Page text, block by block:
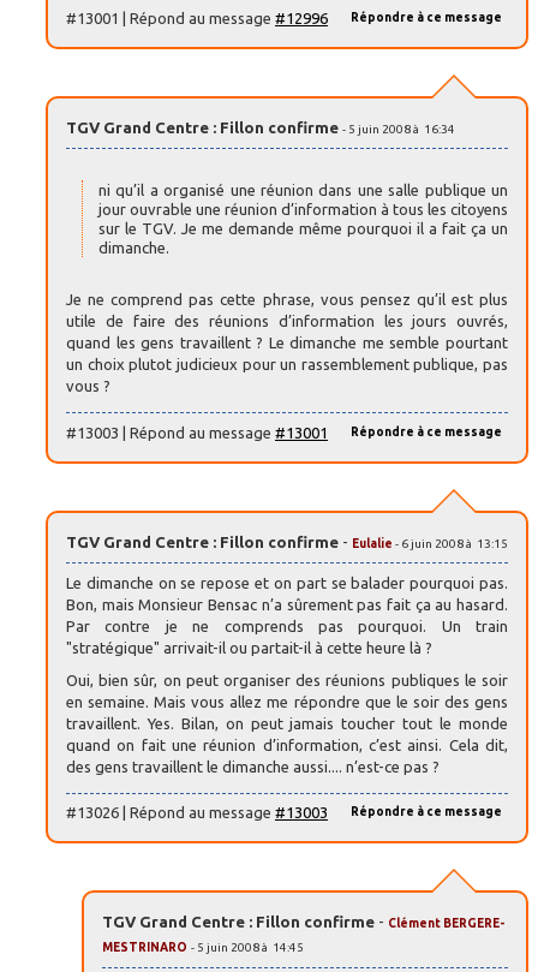
Répondre à ce message
#13001 | Répond au message #12996
TGV Grand Centre : Fillon confirme - 5 juin 2008 à 16:34
ni qu’il a organisé une réunion dans une salle publique un
jour ouvrable une réunion d’information à tous les citoyens
sur le TGV. Je me demande même pourquoi il a fait ça un
dimanche.
Je ne comprend pas cette phrase, vous pensez qu’il est plus
utile de faire des réunions d’information les jours ouvrés,
quand les gens travaillent ? Le dimanche me semble pourtant
un choix plutot judicieux pour un rassemblement publique, pas
vous ?
Répondre à ce message
#13003 | Répond au message #13001
TGV Grand Centre : Fillon confirme - Eulalie - 6 juin 2008 à 13:15
Le dimanche on se repose et on part se balader pourquoi pas.
Bon, mais Monsieur Bensac n’a sûrement pas fait ça au hasard.
Par contre je ne comprends pas pourquoi. Un train
"stratégique" arrivait-il ou partait-il à cette heure là ?
Oui, bien sûr, on peut organiser des réunions publiques le soir
en semaine. Mais vous allez me répondre que le soir des gens
travaillent. Yes. Bilan, on peut jamais toucher tout le monde
quand on fait une réunion d’information, c’est ainsi. Cela dit,
des gens travaillent le dimanche aussi.... n’est-ce pas ?
Répondre à ce message
#13026 | Répond au message #13003
TGV Grand Centre : Fillon confirme - Clément BERGERE-
MESTRINARO - 5 juin 2008 à 14:45